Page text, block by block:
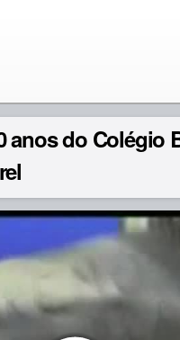
anos do Colégio